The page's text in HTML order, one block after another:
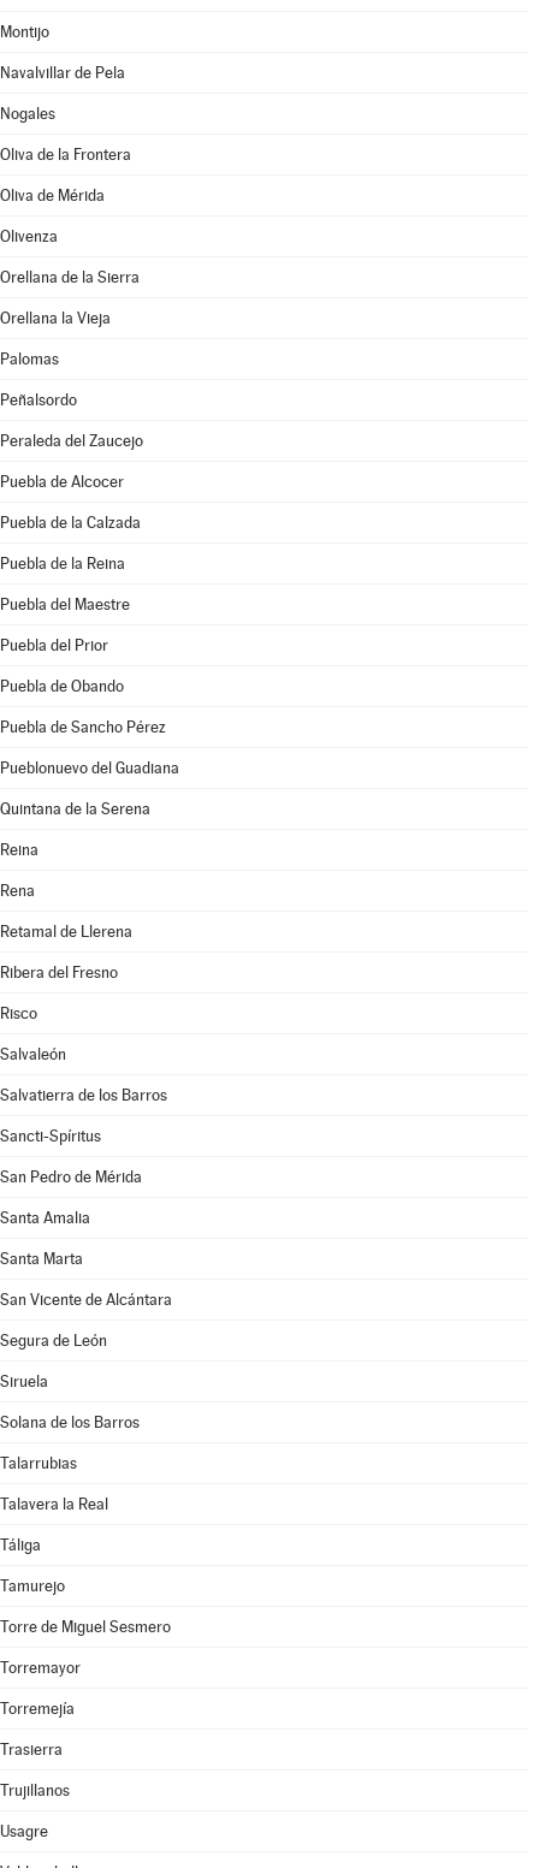
Montijo
Navalvillar de Pela
Nogales
Oliva de la Frontera
Oliva de Mérida
Olivenza
Orellana de la Sierra
Orellana la Vieja
Palomas
Peñalsordo
Peraleda del Zaucejo
Puebla de Alcocer
Puebla de la Calzada
Puebla de la Reina
Puebla del Maestre
Puebla del Prior
Puebla de Obando
Puebla de Sancho Pérez
Pueblonuevo del Guadiana
Quintana de la Serena
Reina
Rena
Retamal de Llerena
Ribera del Fresno
Risco
Salvaleón
Salvatierra de los Barros
Sancti-Spíritus
San Pedro de Mérida
Santa Amalia
Santa Marta
San Vicente de Alcántara
Segura de León
Siruela
Solana de los Barros
Talarrubias
Talavera la Real
Táliga
Tamurejo
Torre de Miguel Sesmero
Torremayor
Torremejía
Trasierra
Trujillanos
Usagre